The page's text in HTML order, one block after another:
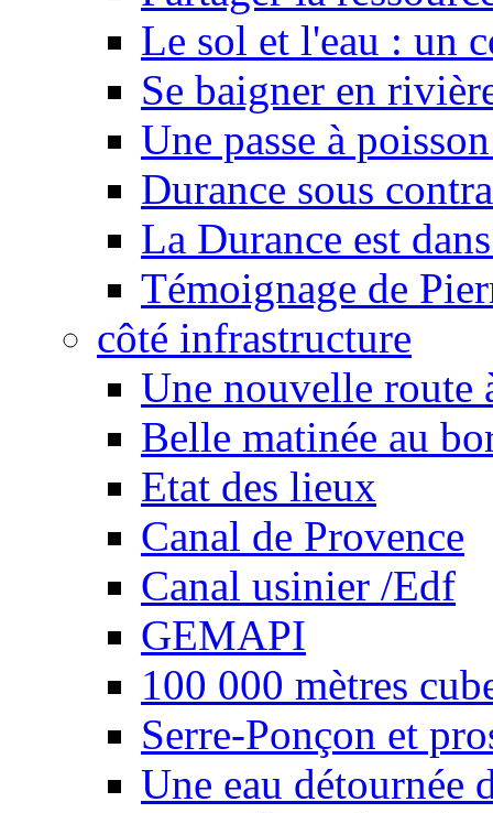
Le sol et l'eau : un
Se baigner en
Une passe à
Durance sous
La Durance est
Témoignage de
côté infrastructure
Une nouvelle route
Belle matinée au
Etat des lieux
Canal de Provence
Canal usinier /Edf
GEMAPI
100 000 mètres
Serre-Ponçon et
Une eau détournée